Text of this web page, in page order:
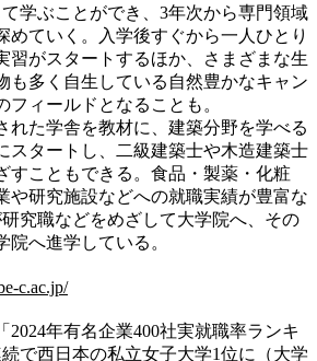
学ぶことができ、3年次から専門領域
めていく。入学後すぐから一人ひとり
習がスタートするほか、さまざまな生
も多く自生している自然豊かなキャン
ィールドとなることも。
た学舎を教材に、建築分野を学べる
スタートし、二級建築士や木造建築士
すこともできる。食品・製薬・化粧
や研究施設などへの就職実績が豊富な
究職などをめざして大学院へ、その
へ進学している。
c.ac.jp/
2024年有名企業400社実就職率ランキ
で西日本の私立女子大学1位に（大学